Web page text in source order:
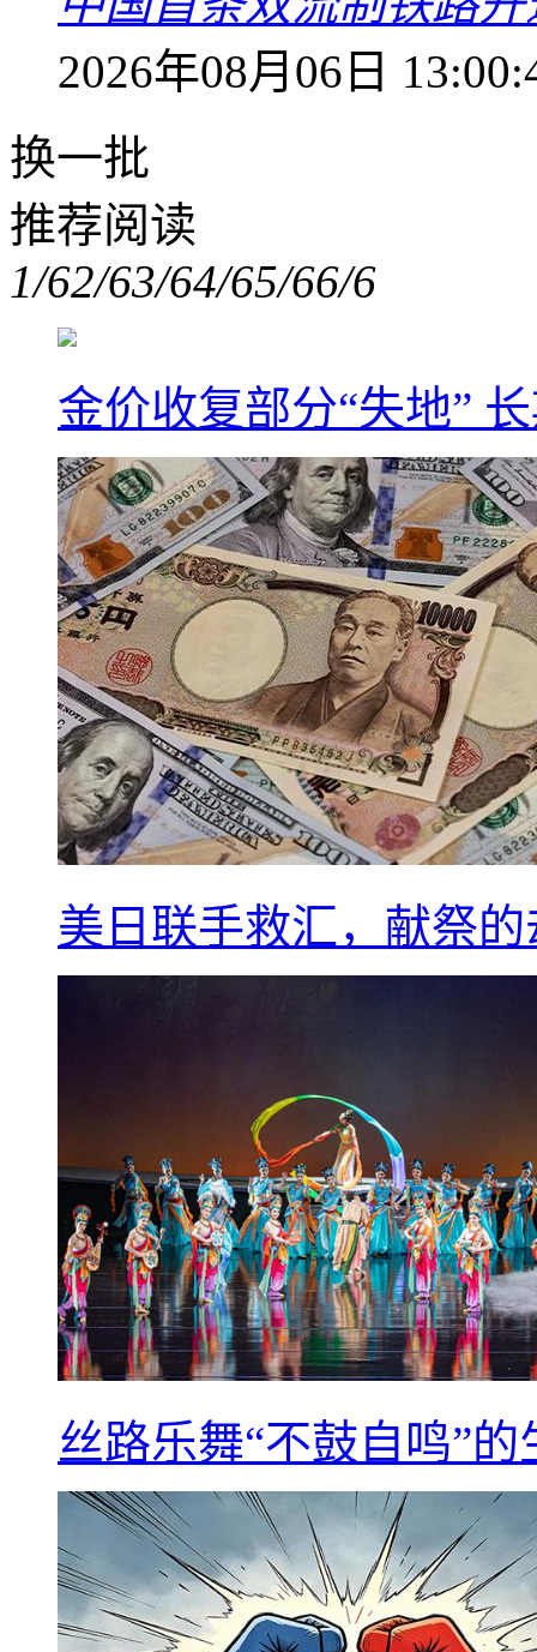
2026年08月06日
换一批
推荐阅读
1/62/63/64/65/66/6
金价收复部分“失地”
美日联手救汇，献祭
丝路乐舞“不鼓自鸣”